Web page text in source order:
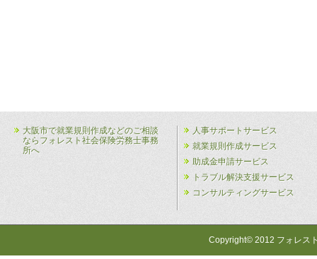
大阪市で就業規則作成などのご相談
ならフォレスト社会保険労務士事務
所へ
人事サポートサービス
就業規則作成サービス
助成金申請サービス
トラブル解決支援サービス
コンサルティングサービス
Copyright© 2012 フォレス